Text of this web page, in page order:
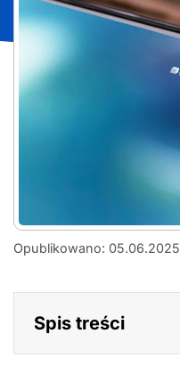
włączyć
Opublikowano: 05.06.2025
Spis treści